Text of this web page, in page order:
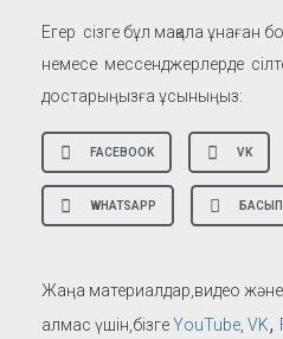
Егер сізге бұл мақала ұнаған
немесе мессенджерлерде
достарыңызға ұсыныңыз:
FACEBOOK VK
WHATSAPP
Жаңа материалдар,видео
алмас үшін,бізгеYouTube VK,